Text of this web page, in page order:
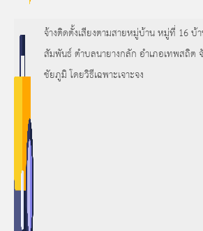
จ้างติดตั้งเสียงตามสายหมู่บ้าน หมู่ที่ 16 บ้า
สัมพันธ์ ตำบลนายางกลัก อำเภอเทพสถิต จังหวัด
ชัยภูมิ โดยวิธีเฉพาะเจาะจง